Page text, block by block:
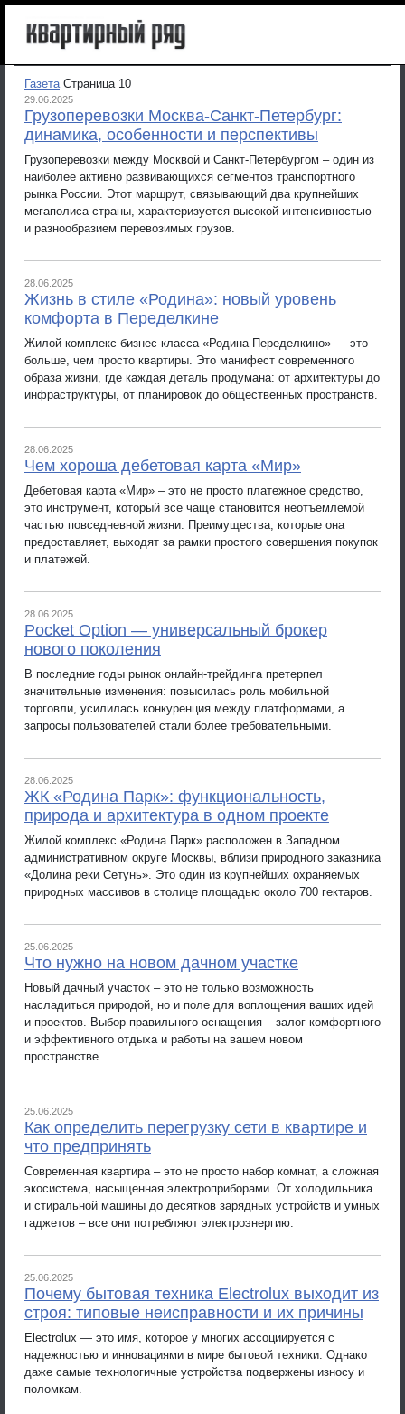
Газета Страница 10
29.06.2025
Грузоперевозки Москва-Санкт-Петербург:
динамика, особенности и перспективы
Грузоперевозки между Москвой и Санкт-Петербургом – один из
наиболее активно развивающихся сегментов транспортного
рынка России. Этот маршрут, связывающий два крупнейших
мегаполиса страны, характеризуется высокой интенсивностью
и разнообразием перевозимых грузов.
28.06.2025
Жизнь в стиле «Родина»: новый уровень
комфорта в Переделкине
Жилой комплекс бизнес-класса «Родина Переделкино» — это
больше, чем просто квартиры. Это манифест современного
образа жизни, где каждая деталь продумана: от архитектуры до
инфраструктуры, от планировок до общественных пространств.
28.06.2025
Чем хороша дебетовая карта «Мир»
Дебетовая карта «Мир» – это не просто платежное средство,
это инструмент, который все чаще становится неотъемлемой
частью повседневной жизни. Преимущества, которые она
предоставляет, выходят за рамки простого совершения покупок
и платежей.
28.06.2025
Pocket Option — универсальный брокер
нового поколения
В последние годы рынок онлайн-трейдинга претерпел
значительные изменения: повысилась роль мобильной
торговли, усилилась конкуренция между платформами, а
запросы пользователей стали более требовательными.
28.06.2025
ЖК «Родина Парк»: функциональность,
природа и архитектура в одном проекте
Жилой комплекс «Родина Парк» расположен в Западном
административном округе Москвы, вблизи природного заказника
«Долина реки Сетунь». Это один из крупнейших охраняемых
природных массивов в столице площадью около 700 гектаров.
25.06.2025
Что нужно на новом дачном участке
Новый дачный участок – это не только возможность
насладиться природой, но и поле для воплощения ваших идей
и проектов. Выбор правильного оснащения – залог комфортного
и эффективного отдыха и работы на вашем новом
пространстве.
25.06.2025
Как определить перегрузку сети в квартире и
что предпринять
Современная квартира – это не просто набор комнат, а сложная
экосистема, насыщенная электроприборами. От холодильника
и стиральной машины до десятков зарядных устройств и умных
гаджетов – все они потребляют электроэнергию.
25.06.2025
Почему бытовая техника Electrolux выходит из
строя: типовые неисправности и их причины
Electrolux — это имя, которое у многих ассоциируется с
надежностью и инновациями в мире бытовой техники. Однако
даже самые технологичные устройства подвержены износу и
поломкам.